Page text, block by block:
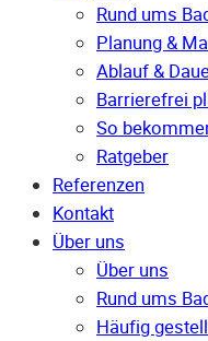
Rund ums
Planung &
Ablauf &
Barrierefrei
So
Ratgeber
Referenzen
Kontakt
Über uns
Über uns
Rund ums
Häufig